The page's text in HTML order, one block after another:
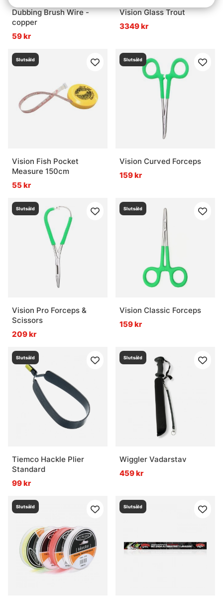
Dubbing Brush Wire -
copper
59 kr
Vision Glass Trout
3349 kr
Slutsåld
Vision Fish Pocket
Measure 150cm
55 kr
Slutsåld
Vision Curved Forceps
159 kr
Slutsåld
Vision Pro Forceps &
Scissors
209 kr
Slutsåld
Vision Classic Forceps
159 kr
Slutsåld
Tiemco Hackle Plier
Standard
99 kr
Slutsåld
Wiggler Vadarstav
459 kr
Slutsåld Slutsåld